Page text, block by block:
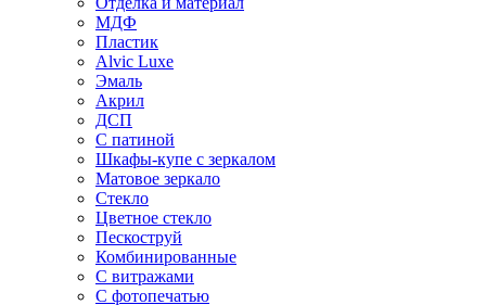
МДФ
Пластик
Alvic Luxe
Эмаль
Акрил
ДСП
С патиной
Шкафы-купе с зеркалом
Матовое зеркало
Стекло
Цветное стекло
Пескоструй
Комбинированные
С витражами
С фотопечатью